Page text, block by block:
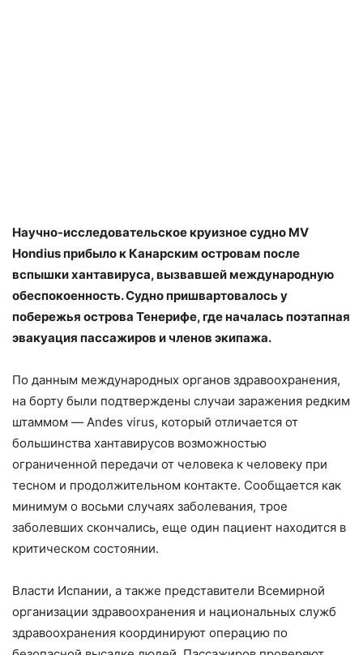
Научно-исследовательское круизное судно MV
Hondius прибыло к Канарским островам после
вспышки хантавируса, вызвавшей международную
обеспокоенность. Судно пришвартовалось у
побережья острова Тенерифе, где началась поэтапная
эвакуация пассажиров и членов экипажа.
По данным международных органов здравоохранения,
на борту были подтверждены случаи заражения редким
штаммом — Andes virus, который отличается от
большинства хантавирусов возможностью
ограниченной передачи от человека к человеку при
тесном и продолжительном контакте. Сообщается как
минимум о восьми случаях заболевания, трое
заболевших скончались, еще один пациент находится в
критическом состоянии.
Власти Испании, а также представители Всемирной
организации здравоохранения и национальных служб
здравоохранения координируют операцию по